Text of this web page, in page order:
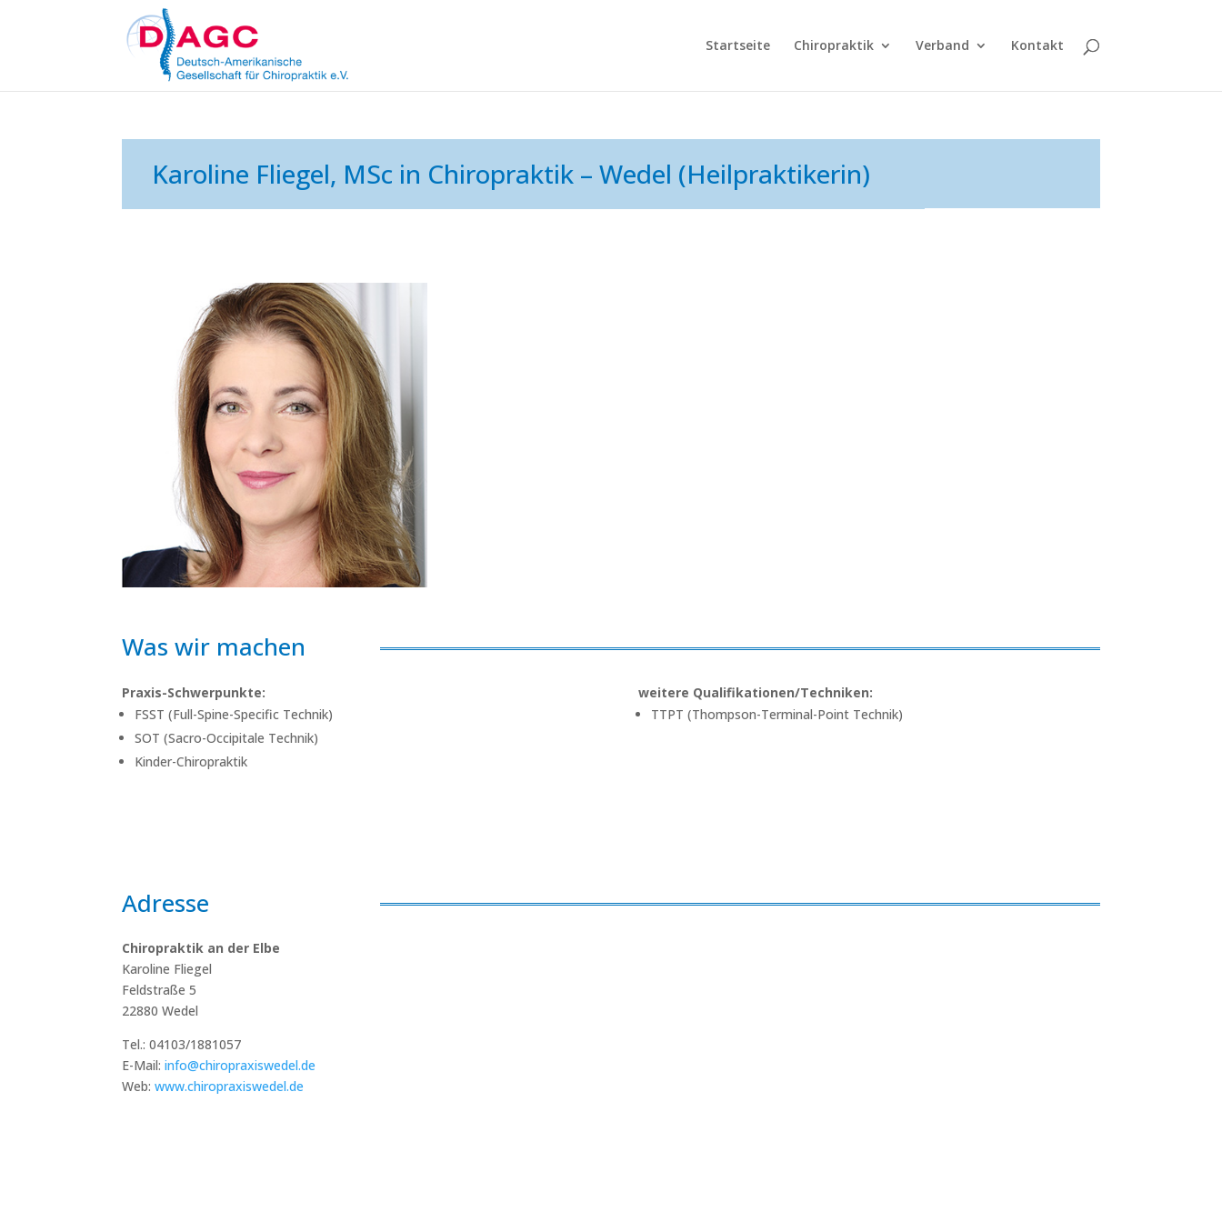
Startseite Chiropraktik Verband Kontakt
Karoline Fliegel, MSc in Chiropraktik – Wedel (Heilpraktikerin)
Was wir machen
Praxis-Schwerpunkte:
FSST (Full-Spine-Specific Technik)
SOT (Sacro-Occipitale Technik)
Kinder-Chiropraktik
weitere Qualifikationen/Techniken:
TTPT (Thompson-Terminal-Point Technik)
Adresse
Chiropraktik an der Elbe
Karoline Fliegel
Feldstraße 5
22880 Wedel
Tel.: 04103/1881057
E-Mail: info@chiropraxiswedel.de
Web: www.chiropraxiswedel.de